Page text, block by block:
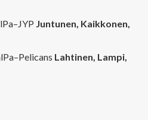
Juntunen, Kaikkonen,
Lahtinen, Lampi,